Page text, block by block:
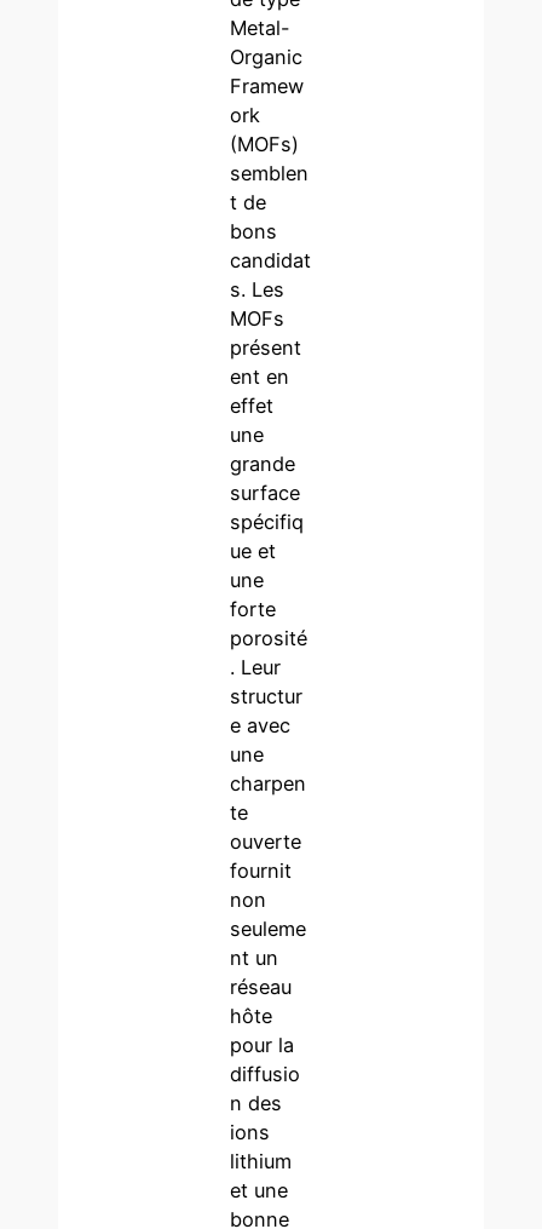
Metal-
Organic
Framew
ork
(MOFs)
semblen
t de
bons
candidat
s. Les
MOFs
présent
ent en
effet
une
grande
surface
spécifiq
ue et
une
forte
porosité
. Leur
structur
e avec
une
charpen
te
ouverte
fournit
non
seuleme
nt un
réseau
hôte
pour la
diffusio
n des
ions
lithium
et une
bonne